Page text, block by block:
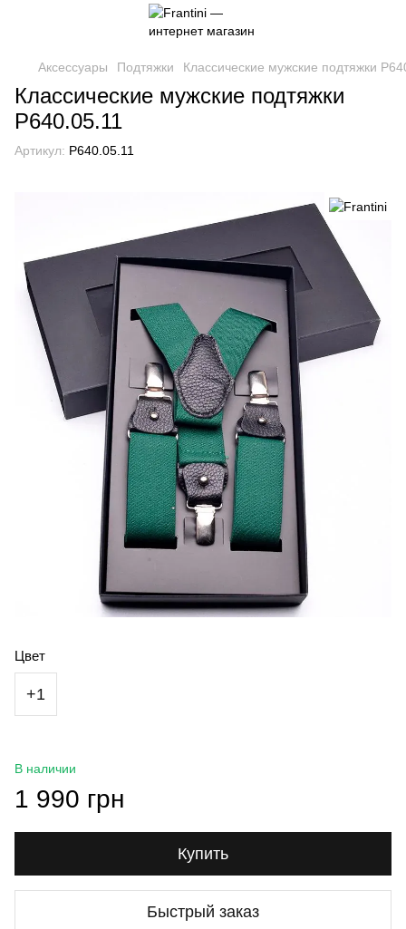
Аксессуары Подтяжки Классические мужские подтяжки
Классические мужские подтяжки
P640.05.11
Артикул: P640.05.11
Цвет
+1
В наличии
1 990 грн
Купить
Быстрый заказ